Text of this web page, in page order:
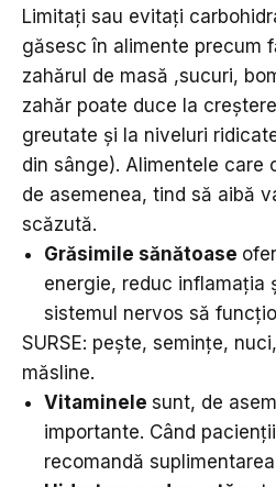
Limitați sau evitați
găsesc în alimente precum
zahărul de masă ,sucuri,
zahăr poate duce la
greutate și la niveluri
din sânge). Alimentele care
de asemenea, tind să aibă
scăzută.
Grăsimile sănătoase
energie, reduc inflamația
sistemul nervos să
SURSE: pește, semințe,
măsline.
Vitaminelesunt, de
importante. Când
recomandă